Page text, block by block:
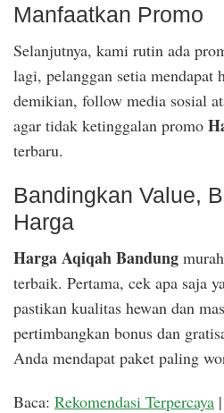
Manfaatkan Promo
Selanjutnya, kami rutin ada
lagi, pelanggan setia mendapat
demikian, follow media sosial
agar tidak ketinggalan promo
terbaru.
Bandingkan Value,
Harga
Harga Aqiqah Bandung
terbaik. Pertama, cek apa saja
pastikan kualitas hewan dan
pertimbangkan bonus dan
Anda mendapat paket paling
Baca: Rekomendasi Terpercaya |